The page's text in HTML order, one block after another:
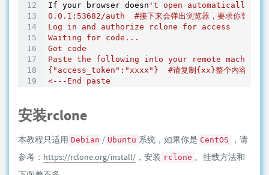
If your browser doesn 't open automatically
0.0.1:53682/auth  #接下来会弹出浏览器，要求你登录账
Log in and authorize rclone for access
Waiting for code...
Got code
Paste the following into your remote machine
{"access_token":"xxxx"}  #请复制{xx}整个内容，后面
安装rclone
本教程只适用 Debian / Ubuntu 系统，如果你是 CentOS
，请
参考： https://rclone.org/install/ ，安装 rclone 。挂载方法和